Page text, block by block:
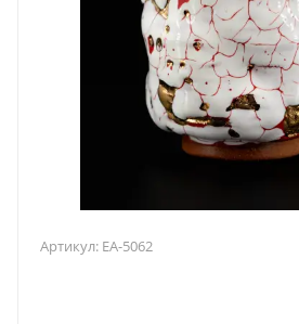
Артикул: EA-5062